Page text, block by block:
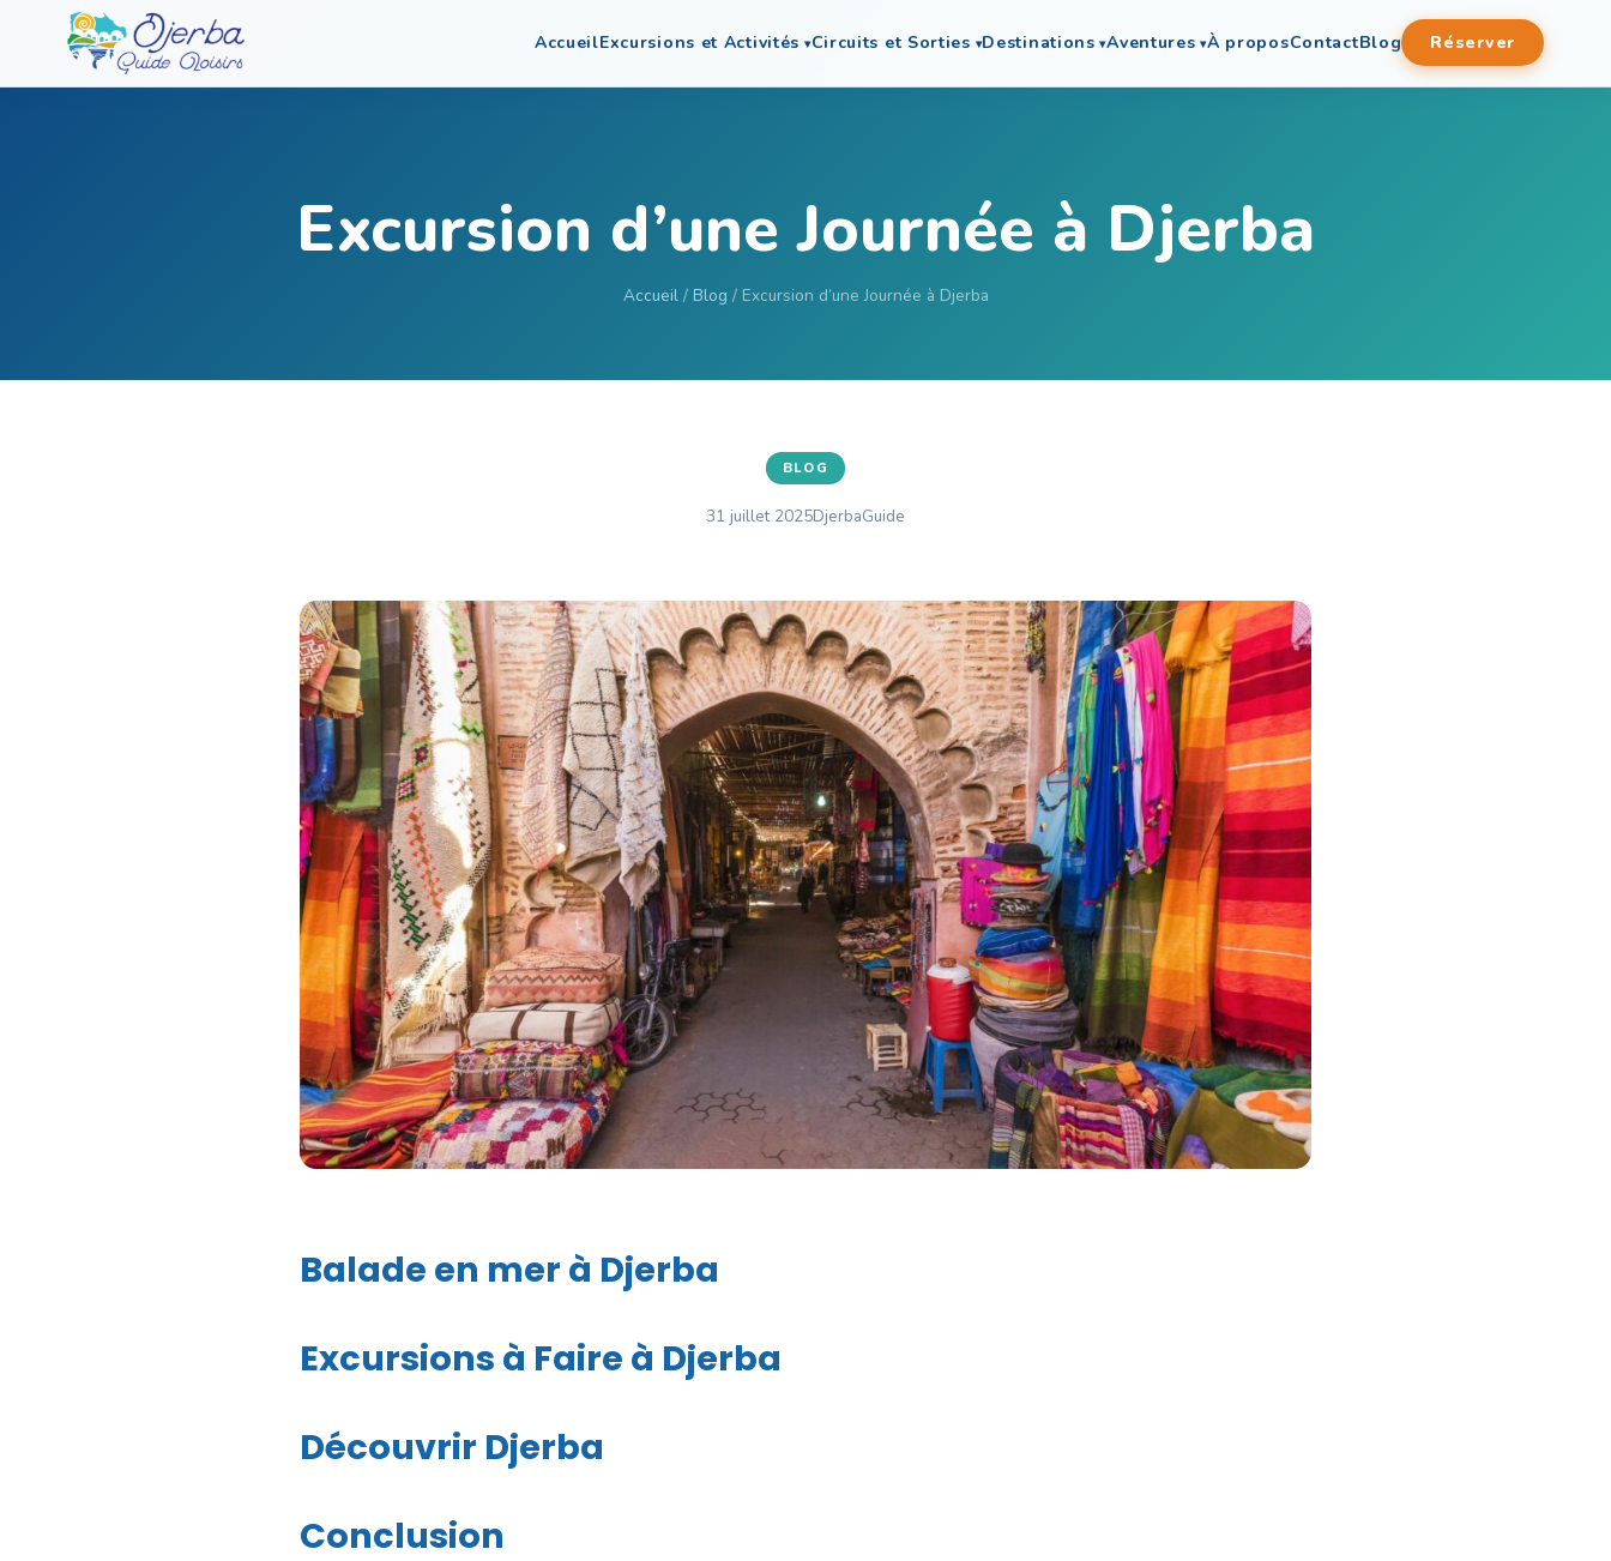
AccueilExcursions et Activités Circuits et Sorties Destinations Aventures À proposContactBlog Réserver
Excursion d’une Journée à Djerba
Accueil/ Blog / Excursion d’une Journée à Djerba
BLOG
31 juillet 2025DjerbaGuide
Balade en mer à Djerba
Excursions à Faire à Djerba
Découvrir Djerba
Conclusion